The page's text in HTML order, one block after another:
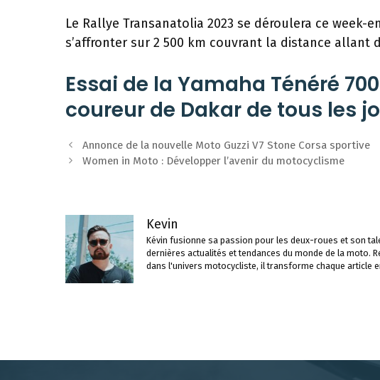
Le Rallye Transanatolia 2023 se déroulera ce
s’affronter sur 2 500 km couvrant la distance allant
Essai de la Yamaha Ténéré
coureur de Dakar de tous les
Navigation
des
Annonce de la nouvelle Moto Guzzi V7 Stone Corsa sportive
Women in Moto : Développer l’avenir du motocyclisme
Kevin
Kévin fusionne sa passion pour les deux-roues et son
dernières actualités et tendances du monde de la moto.
dans l'univers motocycliste, il transforme chaque article